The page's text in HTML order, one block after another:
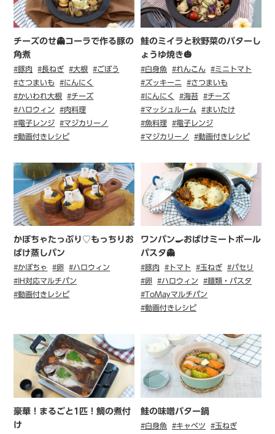
チーズのせ👻コーラで作る豚の
角煮
#豚肉 #長ねぎ #大根
#ごぼう
#さつまいも
#にんにく
#かいわれ大根
#チーズ
#ハロウィン
#肉料理
#電子レンジ
#マジカリーノ
#動画付きレシピ
鮭のミイラと秋野菜のバターし
ょうゆ焼き🎃
#白身魚 #れんこん
#ミニトマト
#ズッキーニ
#さつまいも
#にんにく
#海苔
#チーズ
#マッシュルーム
#まいたけ
#魚料理
#電子レンジ
#マジカリーノ
#動画付きレシピ
かぼちゃたっぷり♡もっちりお
ばけ蒸しパン
#かぼちゃ #卵
#ハロウィン
#IH対応マルチパン
#動画付きレシピ
ワンパン🍳おばけミートボール
パスタ👻
#豚肉 #トマト #玉ねぎ
#パセリ
#卵
#ハロウィン
#麺類・パスタ
#ToMayマルチパン
#動画付きレシピ
豪華！まるごと1匹！鯛の煮付
け
鮭の味噌バター鍋
#白身魚 #キャベツ
#玉ねぎ